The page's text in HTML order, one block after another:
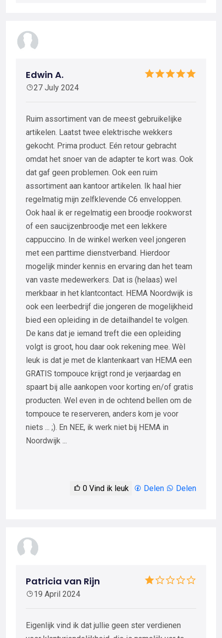
Edwin A.
27 July 2024
Ruim assortiment van de meest gebruikelijke
artikelen. Laatst twee elektrische wekkers
gekocht. Prima product. Eén retour gebracht
omdat het snoer van de adapter te kort was. Ook
dat gaf geen problemen. Ook een ruim
assortiment aan kantoor artikelen. Ik haal hier
regelmatig mijn zelfklevende C6 enveloppen.
Ook haal ik er regelmatig een broodje rookworst
of een saucijzenbroodje met een lekkere
cappuccino. In de winkel werken veel jongeren
met een parttime dienstverband. Hierdoor
mogelijk minder kennis en ervaring dan het team
van vaste medewerkers. Dat is (helaas) wel
merkbaar in het klantcontact. HEMA Noordwijk is
ook een leerbedrijf die jongeren de mogelijkheid
bied een opleiding in de detailhandel te volgen.
De kans dat je iemand treft die een opleiding
volgt is groot, hou daar ook rekening mee. Wèl
leuk is dat je met de klantenkaart van HEMA een
GRATIS tompouce krijgt rond je verjaardag en
spaart bij alle aankopen voor korting en/of gratis
producten. Wel even in de ochtend bellen om de
tompouce te reserveren, anders kom je voor
niets ... ;). En NEE, ik werk niet bij HEMA in
Noordwijk ...
0 Vind ik leuk Delen Delen
Patricia van Rijn
19 April 2024
Eigenlijk vind ik dat jullie geen ster verdienen